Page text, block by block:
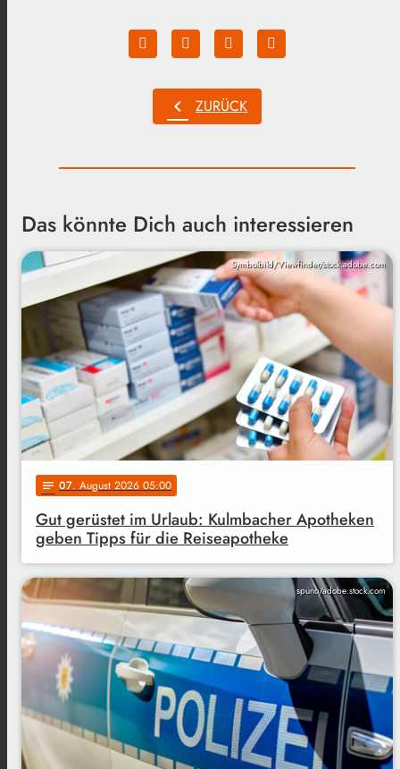
chevron_left ZURÜCK
Das könnte Dich auch interessieren
Symbolbild/Viewfinder/stock.adobe.com
notes 07. August 2026 05:00
Gut gerüstet im Urlaub: Kulmbacher Apotheken
geben Tipps für die Reiseapotheke
spuno/adobe.stock.com